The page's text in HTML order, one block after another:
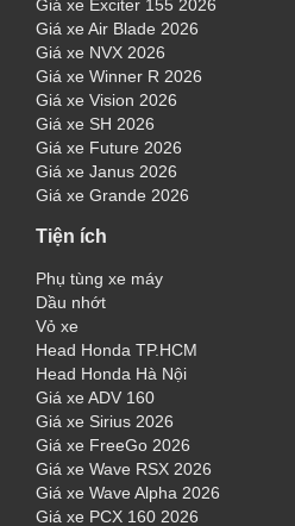
Giá xe Exciter 155 2026
Giá xe Air Blade 2026
Giá xe NVX 2026
Giá xe Winner R 2026
Giá xe Vision 2026
Giá xe SH 2026
Giá xe Future 2026
Giá xe Janus 2026
Giá xe Grande 2026
Tiện ích
Phụ tùng xe máy
Dầu nhớt
Vỏ xe
Head Honda TP.HCM
Head Honda Hà Nội
Giá xe ADV 160
Giá xe Sirius 2026
Giá xe FreeGo 2026
Giá xe Wave RSX 2026
Giá xe Wave Alpha 2026
Giá xe PCX 160 2026